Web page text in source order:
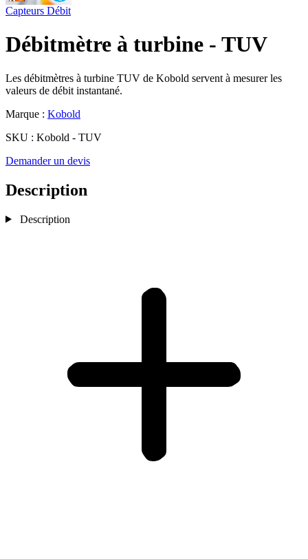
Capteurs Débit
Débitmètre à turbine - TUV
Les débitmètres à turbine TUV de Kobold servent à mesurer les
valeurs de débit instantané.
Marque : Kobold
SKU : Kobold - TUV
Demander un devis
Description
Description